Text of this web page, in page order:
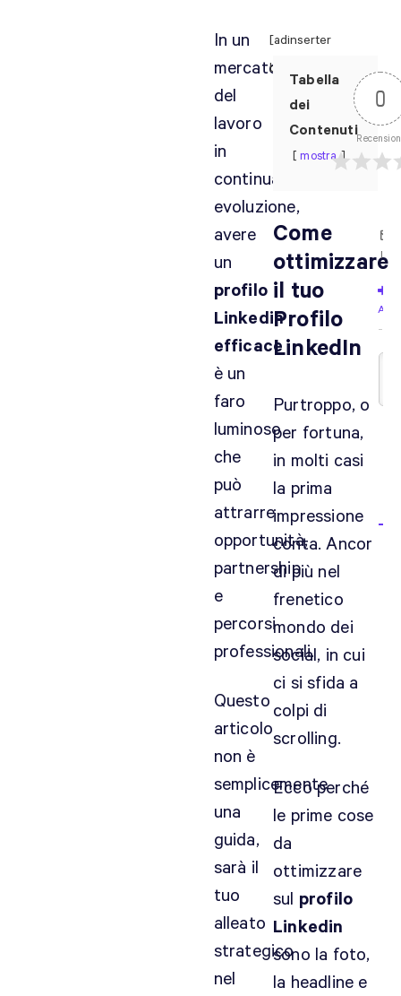
In un
mercato
del
lavoro
in
continua
evoluzione,
avere
un
profilo
Linkedin
efficace
è un
faro
luminoso
che
può
attrarre
opportunità,
partnership
e
percorsi
professionali.
Questo
articolo
non è
semplicemente
una
guida,
sarà il
tuo
alleato
strategico
nel
[adinserter
block="28"]
Tabella
dei
Contenuti
mostra
Come
ottimizzare
il tuo
Profilo
LinkedIn
Purtroppo, o
per fortuna,
in molti casi
la prima
impressione
conta. Ancor
di più nel
frenetico
mondo dei
social, in cui
ci si sfida a
colpi di
scrolling.
Ecco perché
le prime cose
da
ottimizzare
sul profilo
Linkedin
sono la foto,
la headline e
0